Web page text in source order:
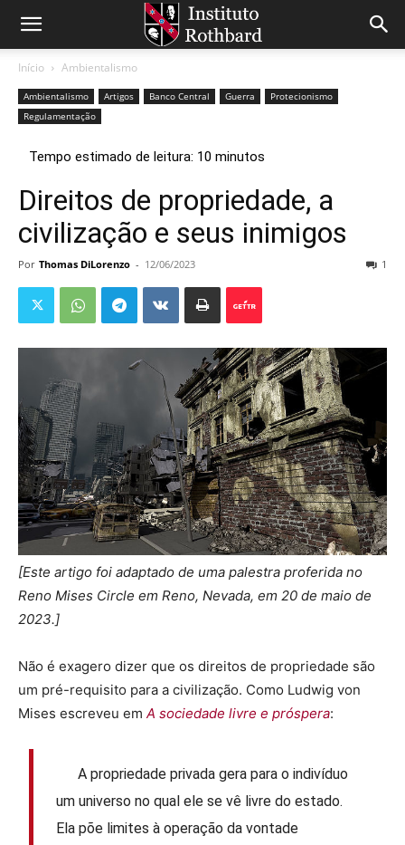
Início Ambientalismo
Ambientalismo Artigos Banco Central Guerra
Protecionismo
Regulamentação
Direitos de propriedade, a
civilização e seus inimigos
Por Thomas DiLorenzo - 12/06/2023 1
[Este artigo foi adaptado de uma palestra proferida no
Reno Mises Circle em Reno, Nevada, em 20 de maio de
2023.]
Não é exagero dizer que os direitos de propriedade são
um pré-requisito para a civilização. Como Ludwig von
Mises escreveu em A sociedade livre e próspera:
A propriedade privada gera para o indivíduo
um universo no qual ele se vê livre do estado.
Ela põe limites à operação da vontade